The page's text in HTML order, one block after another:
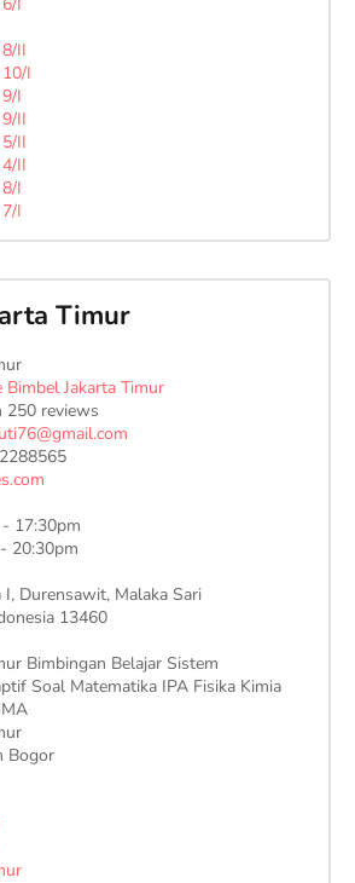
II
I
I
II
II
II
I
I
Timur
250reviews
17:30pm
20:30pm
Durensawit, Malaka Sari
13460
Bimbingan Belajar Sistem
Soal Matematika IPA Fisika Kimia
Bogor